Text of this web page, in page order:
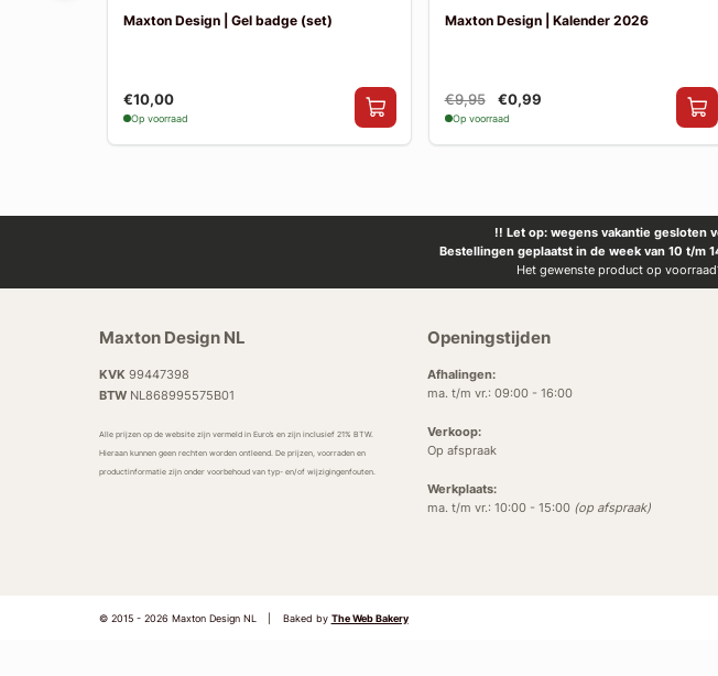
Maxton Design | Gel badge (set)
€10,00
Op voorraad
Maxton Design | Kalender 2026
€9,95 €0,99
Op voorraad
!! Let op: wegens vakantie gesloten
Bestellingen geplaatst in de week van 10 t/m
Het gewenste product op
Maxton Design NL
KVK 99447398
BTWNL868995575B01
Alle prijzen op de website zijn vermeld in Euro’s en zijn inclusief 21% BTW.
Hieraan kunnen geen rechten worden ontleend. De prijzen, voorraden en
productinformatie zijn onder voorbehoud van typ- en/of wijzigingenfouten.
Openingstijden
Afhalingen:
ma. t/m vr.: 09:00 - 16:00
Verkoop:
Op afspraak
Werkplaats:
ma. t/m vr.: 10:00 - 15:00 (op afspraak)
© 2015 - 2026 Maxton Design NL Baked by The Web Bakery